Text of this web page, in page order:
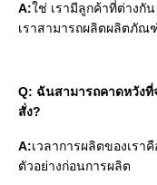
A:ใช่ เรามีลูกค้าที่ต่างกั
เราสามารถผลิตผลิตภัณ
Q: ฉันสามารถคาดหวัง
สั่ง?
A:เวลาการผลิตของเรา
ตัวอย่างก่อนการผลิต